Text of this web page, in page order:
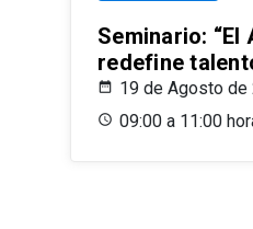
Seminario:
redefine
19 de Agosto de
09:00 a 11:00